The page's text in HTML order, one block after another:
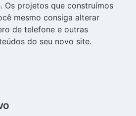
Os projetos que construímos
mesmo consiga alterar
de telefone e outras
do seu novo site.